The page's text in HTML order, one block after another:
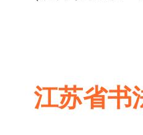
江苏省书